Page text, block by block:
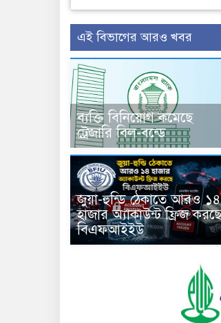
এই বিভাগের আরও খবর
ব্যক্তি বিনিয়োগ কমেছে
ট্রেজারি বিল-বন্ডে
জুয়া-হুন্ডি ঠেকাতে আরও ১৪
হাজার অ্যাকাউন্ট ফ্রিজ করছে
বিএফআইইউ